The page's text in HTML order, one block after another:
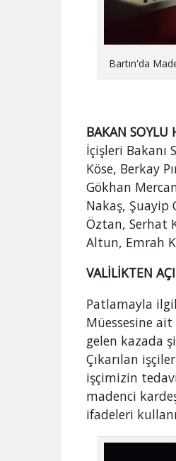
Bartın'da
BAKAN SOYLU
İçişleri Bakanı
Köse, Berkay
Gökhan
Nakaş, Şuayip
Öztan, Serhat
Altun, Emrah
VALİLİKTEN
Patlamayla
Müessesine
gelen kazada
Çıkarılan
işçimizin
madenci
ifadeleri